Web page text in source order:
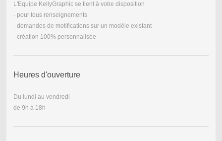
L'Equipe KellyGraphic se tient à votre disposition
- pour tous renseignements
- demandes de motifications sur un modèle existant
- création 100% personnalisée
Heures d'ouverture
Du lundi au vendredi
de 9h à 18h